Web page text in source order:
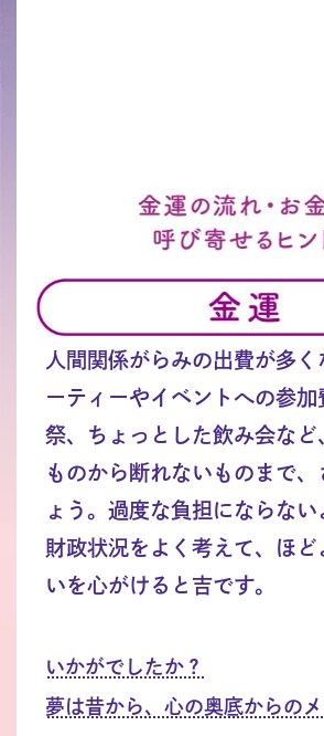
人間関係がらみの出費が多
ーティーやイベントへの参加
祭、ちょっとした飲み会など
ものから断れないものまで、
ょう。過度な負担にならな
財政状況をよく考えて、ほど
いを心がけると吉です。
いかがでしたか？
夢は昔から、心の奥底からの